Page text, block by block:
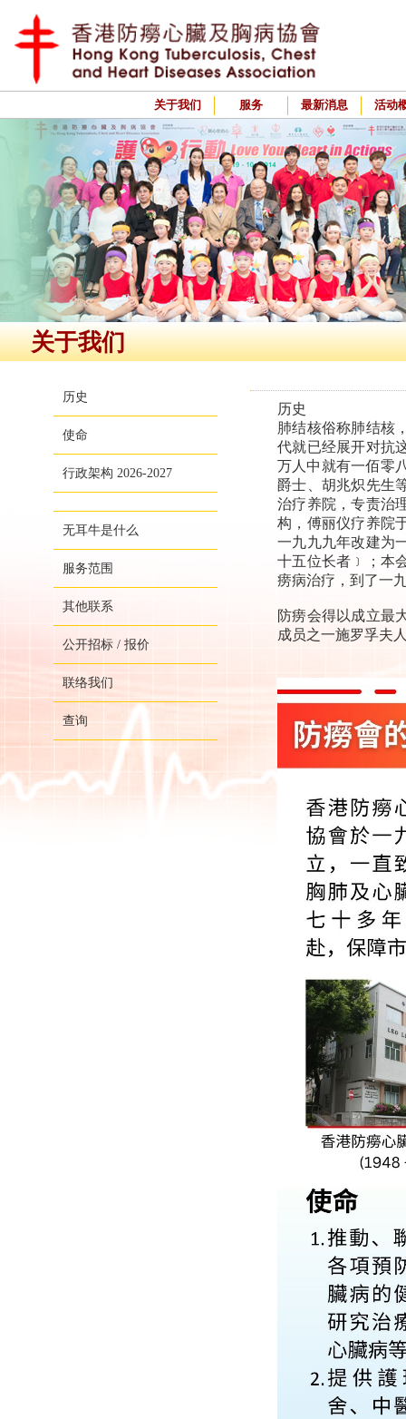
关于我们 服务 最新消息 活动
关于我们
历史
使命
行政架构 2026-2027
无耳牛是什么
服务范围
其他联系
公开招标 / 报价
联络我们
查询
历史
肺结核俗称肺结核
代就已经展开对抗
万人中就有一佰零
爵士、胡兆炽先生
治疗养院，专责治
构，傅丽仪疗养院
一九九九年改建为
十五位长者﹞；本
痨病治疗，到了一
防痨会得以成立最
成员之一施罗孚夫